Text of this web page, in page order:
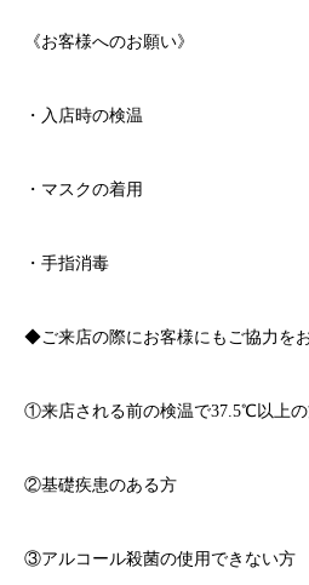
《お客様へのお願い》
・入店時の検温
・マスクの着用
・手指消毒
◆ご来店の際にお客様にもご協力を
①来店される前の検温で37.5℃以上
②基礎疾患のある方
③アルコール殺菌の使用できない方